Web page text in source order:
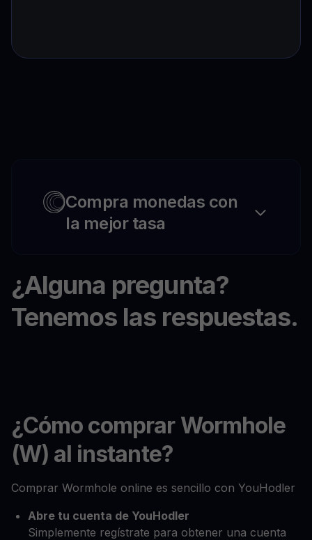
Compra monedas con
la mejor tasa
¿Alguna pregunta?
Tenemos las respuestas.
¿Cómo comprar Wormhole
(W) al instante?
Comprar Wormhole online es sencillo con YouHodler
Abre tu cuenta de YouHodler
Simplemente regístrate para obtener una cuenta